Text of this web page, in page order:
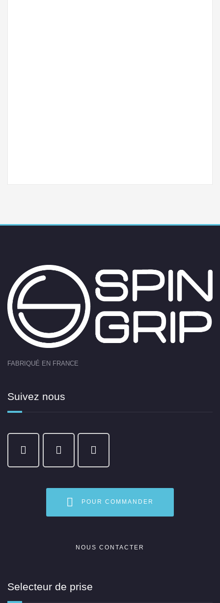
FABRIQUÉ EN FRANCE
Suivez nous
POUR COMMANDER
NOUS CONTACTER
Selecteur de prise